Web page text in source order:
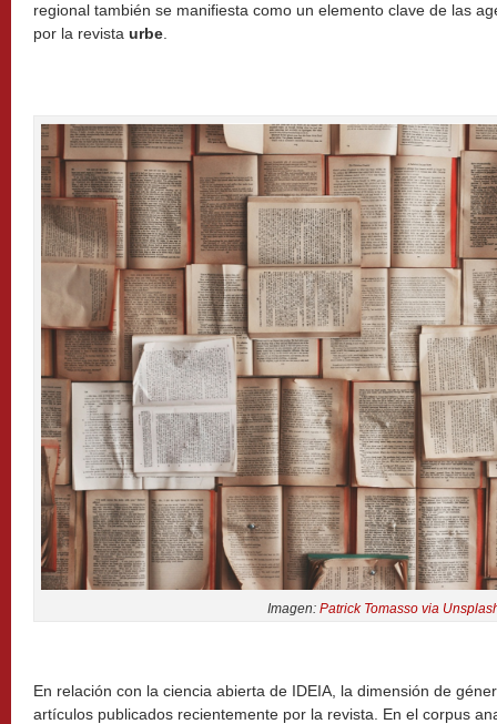
regional también se manifiesta como un elemento clave de las
por la revista urbe
Imagen: Patrick Tomasso via
En relación con la ciencia abierta de IDEIA, la dimensión de
artículos publicados recientemente por la revista. En el corpus